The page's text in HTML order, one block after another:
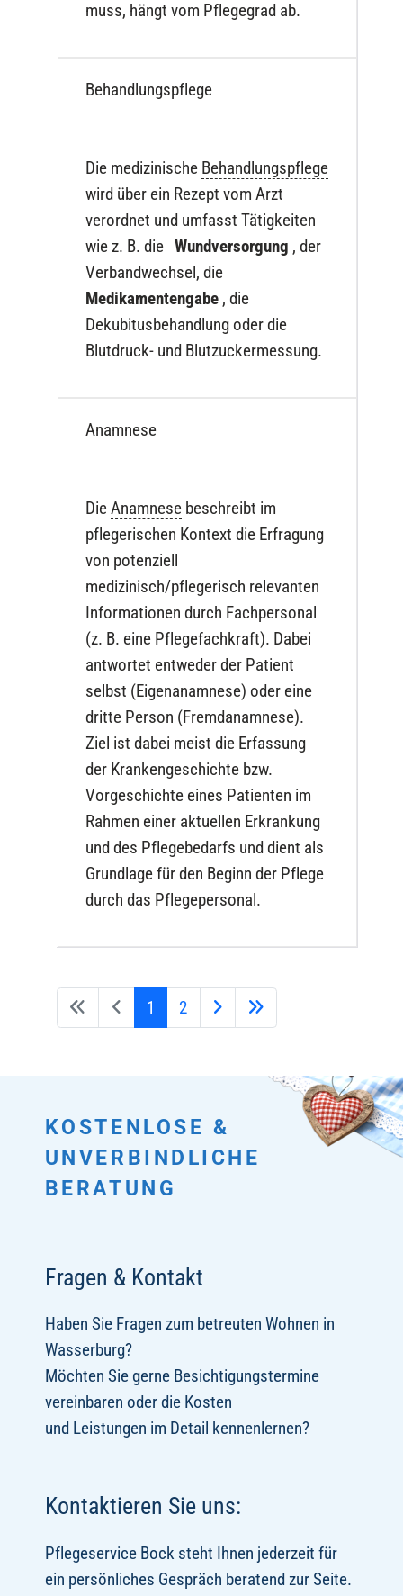
muss, hängt vom Pflegegrad ab.
Behandlungspflege
Die medizinische Behandlungspflege
wird über ein Rezept vom Arzt
verordnet und umfasst Tätigkeiten
wie z. B. die Wundversorgung , der
Verbandwechsel, die
Medikamentengabe , die
Dekubitusbehandlung oder die
Blutdruck- und Blutzuckermessung.
Anamnese
DieAnamnese beschreibt im
pflegerischen Kontext die Erfragung
von potenziell
medizinisch/pflegerisch relevanten
Informationen durch Fachpersonal
(z. B. eine Pflegefachkraft). Dabei
antwortet entweder der Patient
selbst (Eigenanamnese) oder eine
dritte Person (Fremdanamnese).
Ziel ist dabei meist die Erfassung
der Krankengeschichte bzw.
Vorgeschichte eines Patienten im
Rahmen einer aktuellen Erkrankung
und des Pflegebedarfs und dient als
Grundlage für den Beginn der Pflege
durch das Pflegepersonal.
1 2
KOSTENLOSE &
UNVERBINDLICHE
BERATUNG
Fragen & Kontakt
Haben Sie Fragen zum betreuten Wohnen in
Wasserburg?
Möchten Sie gerne Besichtigungstermine
vereinbaren oder die Kosten
und Leistungen im Detail kennenlernen?
Kontaktieren Sie uns:
Pflegeservice Bock steht Ihnen jederzeit für
ein persönliches Gespräch beratend zur Seite.